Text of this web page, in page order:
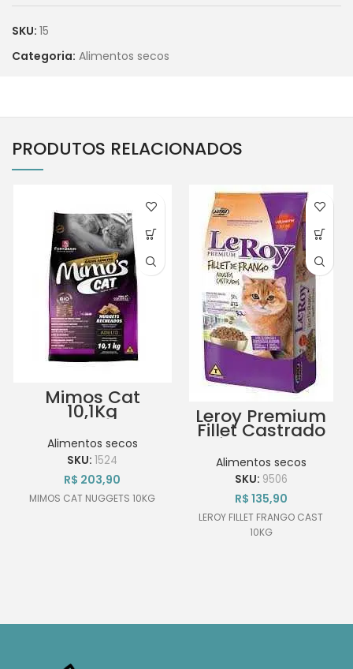
SKU: 15
Categoria: Alimentos secos
PRODUTOS RELACIONADOS
Mimos Cat
10,1Kg
Alimentos secos
SKU: 1524
R$ 203,90
MIMOS CAT NUGGETS 10KG
Leroy Premium
Fillet Castrado
de frango 10,1Kg
Alimentos secos
SKU: 9506
R$ 135,90
LEROY FILLET FRANGO CAST
10KG